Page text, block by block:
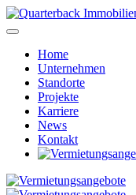
Home
Unternehmen
Standorte
Projekte
Karriere
News
Kontakt